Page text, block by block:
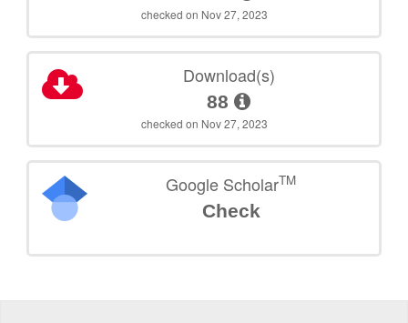
checked on Nov 27, 2023
Download(s)
88
checked on Nov 27, 2023
Google ScholarTM
Check